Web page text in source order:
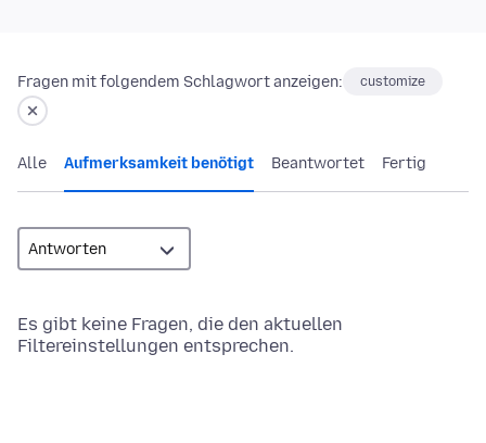
Fragen mit folgendem Schlagwort anzeigen: customize
Alle Aufmerksamkeit benötigt Beantwortet Fertig
Es gibt keine Fragen, die den aktuellen
Filtereinstellungen entsprechen.